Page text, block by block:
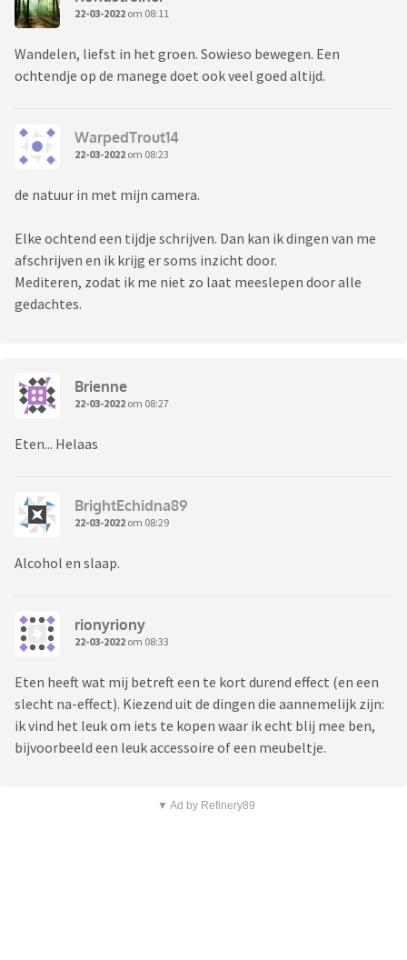
22-03-2022 om 08:11
Wandelen, liefst in het groen. Sowieso bewegen. Een
ochtendje op de manege doet ook veel goed altijd.
WarpedTrout14
22-03-2022 om 08:23
de natuur in met mijn camera.
Elke ochtend een tijdje schrijven. Dan kan ik dingen van me
afschrijven en ik krijg er soms inzicht door.
Mediteren, zodat ik me niet zo laat meeslepen door alle
gedachtes.
Brienne
22-03-2022 om 08:27
Eten... Helaas
BrightEchidna89
22-03-2022 om 08:29
Alcohol en slaap.
rionyriony
22-03-2022 om 08:33
Eten heeft wat mij betreft een te kort durend effect (en een
slecht na-effect). Kiezend uit de dingen die aannemelijk zijn:
ik vind het leuk om iets te kopen waar ik echt blij mee ben,
bijvoorbeeld een leuk accessoire of een meubeltje.
▼ Ad by Refinery89